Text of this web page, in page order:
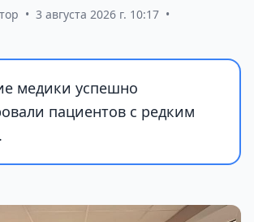
• 3 августа 2026 г. 10:17 •
медики успешно
пациентов с редким